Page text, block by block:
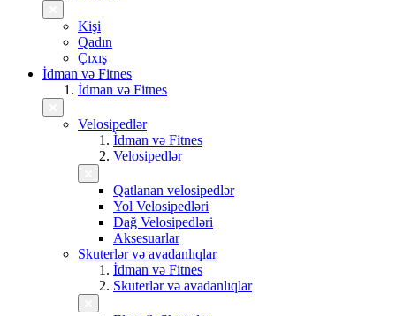
Kişi
Qadın
Çıxış
İdman və Fitnes
İdman və Fitnes
Velosipedlər
İdman və Fitnes
Velosipedlər
Qatlanan velosipedlər
Yol Velosipedləri
Dağ Velosipedləri
Aksesuarlar
Skuterlər və avadanlıqlar
İdman və Fitnes
Skuterlər və avadanlıqlar